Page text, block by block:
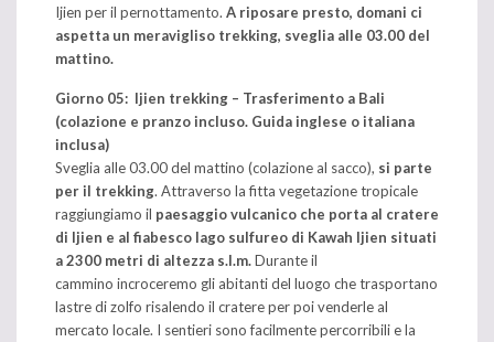
Ijien per il pernottamento. A riposare presto, domani ci
aspetta un meravigliso trekking, sveglia alle 03.00 del
mattino.
Giorno 05: Ijien trekking – Trasferimento a Bali
(colazione e pranzo incluso. Guida inglese o italiana
inclusa)
Sveglia alle 03.00 del mattino (colazione al sacco), si parte
per il trekking. Attraverso la fitta vegetazione tropicale
raggiungiamo il paesaggio vulcanico che porta al cratere
di Ijien e al fiabesco lago sulfureo di Kawah Ijien situati
a 2300 metri di altezza s.l.m.Durante il
cammino incroceremo gli abitanti del luogo che trasportano
lastre di zolfo risalendo il cratere per poi venderle al
mercato locale. I sentieri sono facilmente percorribili e la